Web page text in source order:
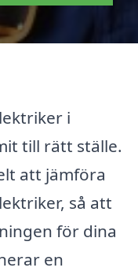
i
till rätt ställe.
att jämföra
så att
för dina
en